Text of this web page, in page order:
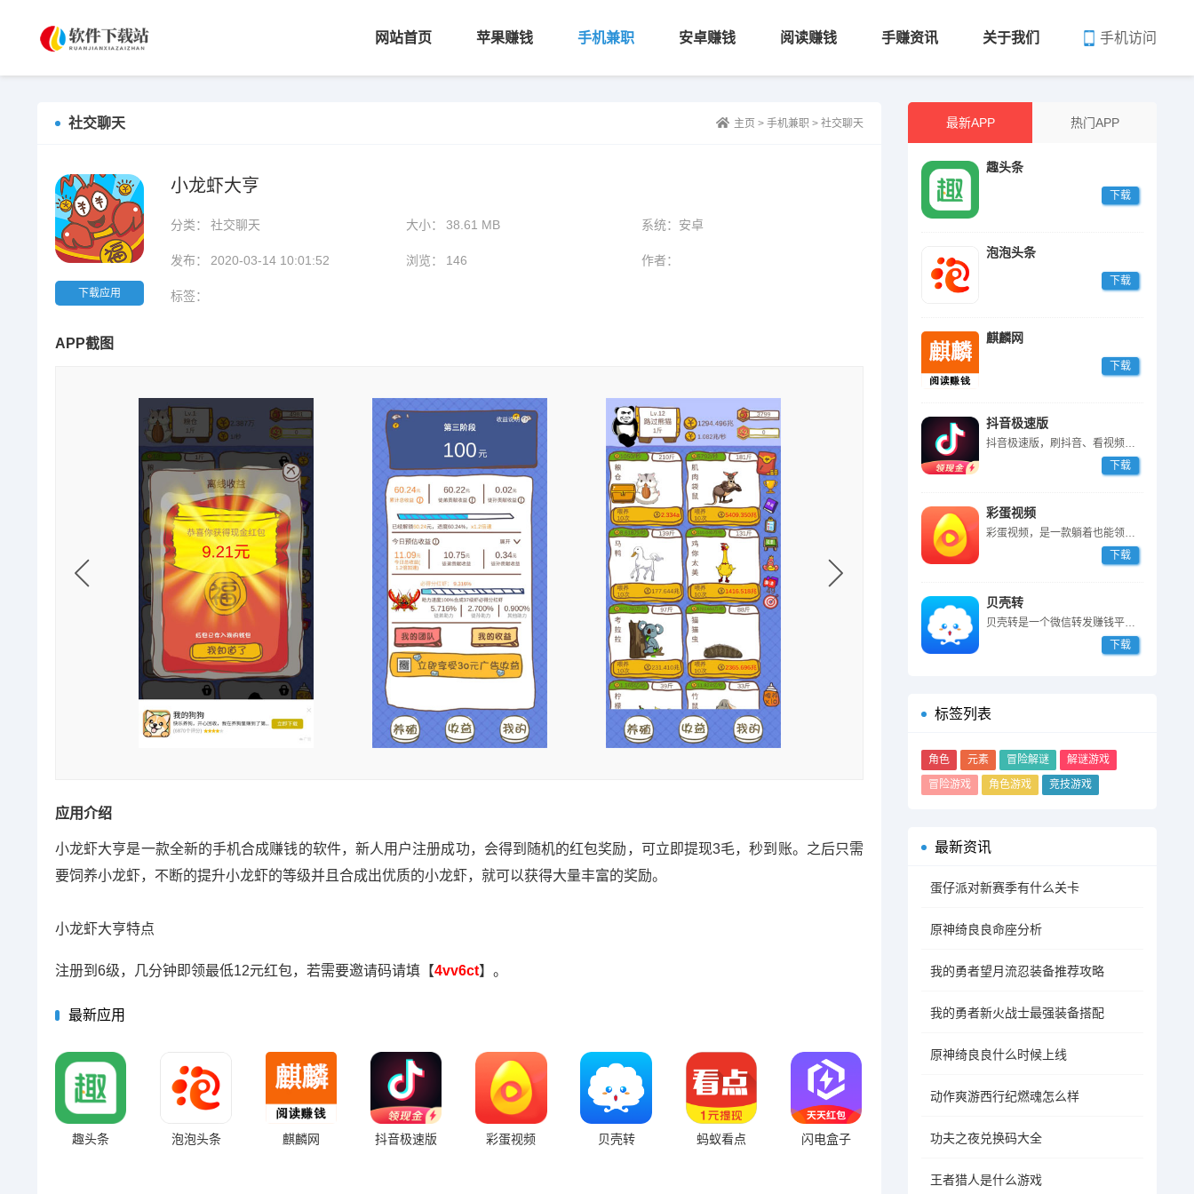
手机访问
网站首页 苹果赚钱 手机兼职 安卓赚钱 阅读赚钱 手赚资讯 关于我们
最新APP 热门APP
趣头条
下载
泡泡头条
下载
麒麟网
下载
抖音极速版
抖音极速版，刷抖音、看视频赚钱的软件，登陆填邀请码87590235送2...
下载
彩蛋视频
彩蛋视频，是一款躺着也能领奖励的短视频APP。登陆即送1元，0.3元起...
下载
贝壳转
贝壳转是一个微信转发赚钱平台，登陆就送3毛，转发文章被 阅读一次奖励3...
下载
标签列表
角色 元素 冒险解谜
解谜游戏
冒险游戏
角色游戏 竞技游戏
最新资讯
蛋仔派对新赛季有什么关卡
原神绮良良命座分析
我的勇者望月流忍装备推荐攻略
我的勇者新火战士最强装备搭配
原神绮良良什么时候上线
动作爽游西行纪燃魂怎么样
功夫之夜兑换码大全
王者猎人是什么游戏
社交聊天 主页 > 手机兼职 > 社交聊天
下载应用
小龙虾大亨
分类： 社交聊天 大小： 38.61 MB 系统： 安卓
发布： 2020-03-14 10:01:52 浏览： 146 作者：
标签：
APP截图
应用介绍
小龙虾大亨是一款全新的手机合成赚钱的软件，新人用户注册成功，会得到随机的红包奖励，可立即提现3毛，秒到账。之后只需
要饲养小龙虾，不断的提升小龙虾的等级并且合成出优质的小龙虾，就可以获得大量丰富的奖励。
小龙虾大亨特点
注册到6级，几分钟即领最低12元红包，若需要邀请码请填【4vv6ct】。
最新应用
趣头条 泡泡头条 麒麟网 抖音极速版 彩蛋视频 贝壳转 蚂蚁看点 闪电盒子